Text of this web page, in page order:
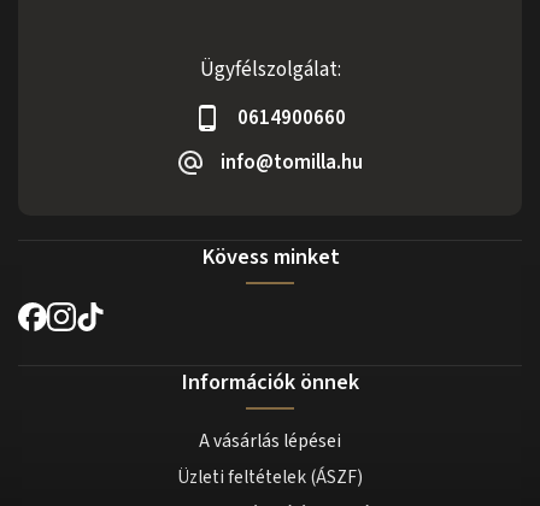
Ügyfélszolgálat:
0614900660
info@tomilla.hu
Kövess minket
Információk önnek
A vásárlás lépései
Üzleti feltételek (ÁSZF)